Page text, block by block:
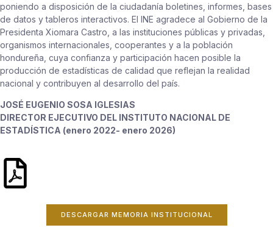
poniendo a disposición de la ciudadanía boletines, informes, bases
de datos y tableros interactivos. El INE agradece al Gobierno de la
Presidenta Xiomara Castro, a las instituciones públicas y privadas,
organismos internacionales, cooperantes y a la población
hondureña, cuya confianza y participación hacen posible la
producción de estadísticas de calidad que reflejan la realidad
nacional y contribuyen al desarrollo del país.
JOSÉ EUGENIO SOSA IGLESIAS
DIRECTOR EJECUTIVO DEL INSTITUTO NACIONAL DE
ESTADÍSTICA (enero 2022- enero 2026)
DESCARGAR MEMORIA INSTITUCIONAL